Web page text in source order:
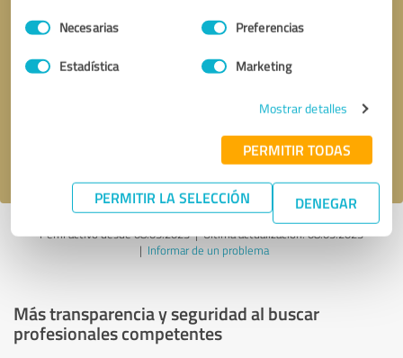
Selección
de
Necesarias Preferencias
Estadística Marketing
Mostrar detalles
PERMITIR TODAS
PERMITIR LA SELECCIÓN DENEGAR
Solicitar una llamada * campos obligatorios
Perfil activo desde 08.05.2023 |Última actualización: 08.05.2023
| Informar de un problema
Más transparencia y seguridad al buscar
profesionales competentes